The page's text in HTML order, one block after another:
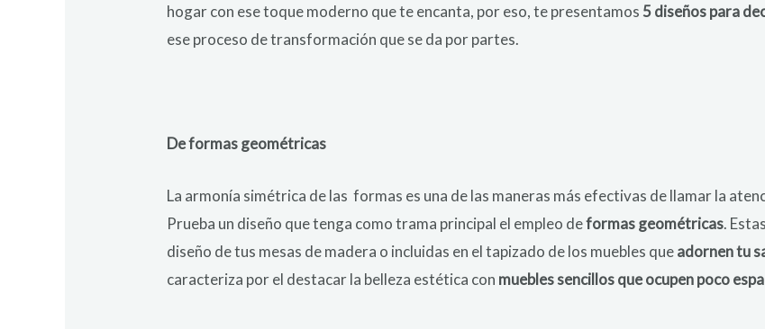
hogar con ese toque moderno que te encanta, por eso, te presentamos 5 diseños para
ese proceso de transformación que se da por partes.
De formas geométricas
La armonía simétrica de las formas es una de las maneras más efectivas de llamar la
Prueba un diseño que tenga como trama principal el empleo deformas geométricas.
diseño de tus mesas de madera o incluidas en el tapizado de los muebles queadornen tu
caracteriza por el destacar la belleza estética con muebles sencillos que ocupen poco